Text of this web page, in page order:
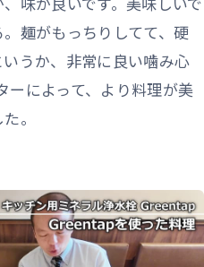
麺がもっちりしてて、硬
うか、非常に良い噛み心
ーによって、より料理が美
。